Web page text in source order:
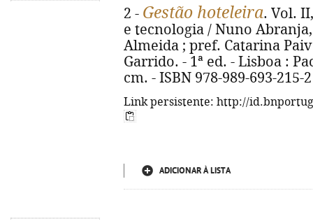
2 - Gestão hoteleira. Vol.
e tecnologia / Nuno
Almeida ; pref. Catarina
Garrido. - 1ª ed. - Lisboa :
cm. - ISBN 978-989-693-215-2
Link persistente: http://
ADICIONAR À LISTA